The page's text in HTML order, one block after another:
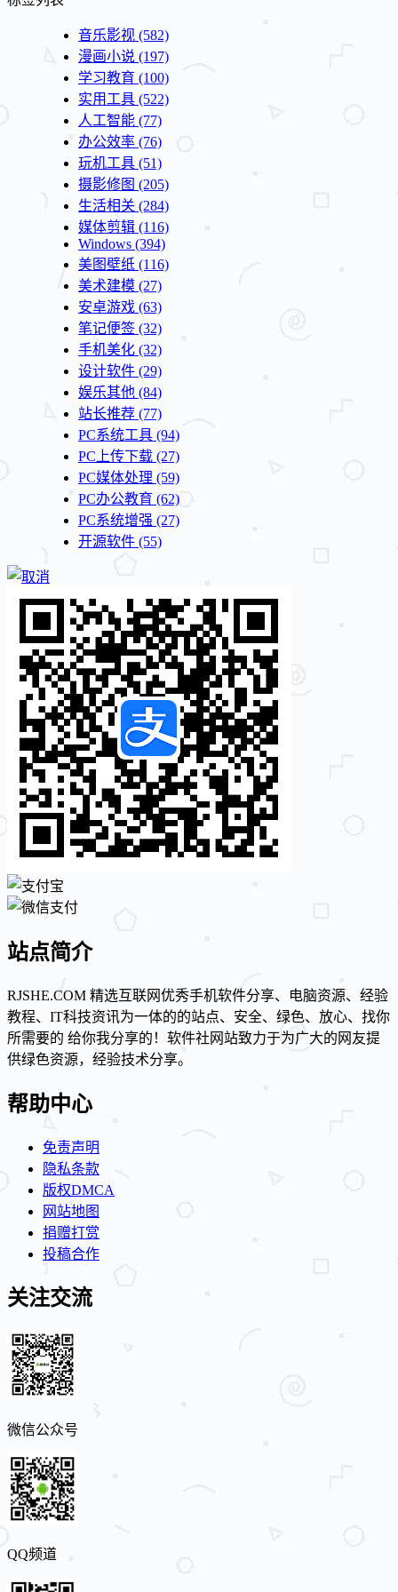
音乐影视 (582)
漫画小说 (197)
学习教育 (100)
实用工具 (522)
人工智能 (77)
办公效率 (76)
玩机工具 (51)
摄影修图 (205)
生活相关 (284)
媒体剪辑 (116)
Windows (394)
美图壁纸 (116)
美术建模 (27)
安卓游戏 (63)
笔记便签 (32)
手机美化 (32)
设计软件 (29)
娱乐其他 (84)
站长推荐 (77)
PC系统工具 (94)
PC上传下载 (27)
PC媒体处理 (59)
PC办公教育 (62)
PC系统增强 (27)
开源软件 (55)
站点简介
RJSHE.COM 精选互联网优秀手机软件分享、电脑资源、经验
教程、IT科技资讯为一体的的站点、安全、绿色、放心、找你
所需要的 给你我分享的！软件社网站致力于为广大的网友提
供绿色资源，经验技术分享。
帮助中心
免责声明
隐私条款
版权DMCA
网站地图
捐赠打赏
投稿合作
关注交流
微信公众号
QQ频道